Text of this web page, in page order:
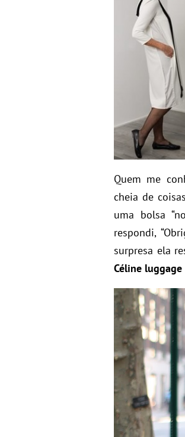
Quem me
cheia de
uma bolsa
respondi,
surpresa ela
Céline